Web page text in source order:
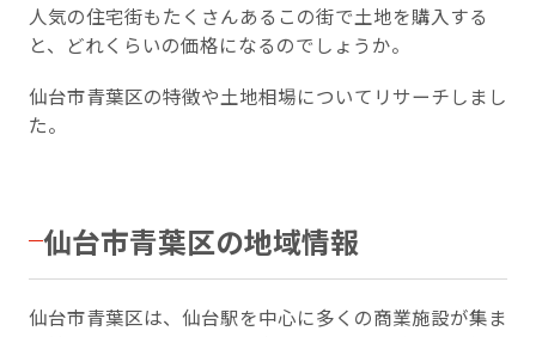
人気の住宅街もたくさんあるこの街で土地を購入する
と、どれくらいの価格になるのでしょうか。
仙台市青葉区の特徴や土地相場についてリサーチしまし
た。
仙台市青葉区の地域情報
仙台市青葉区は、仙台駅を中心に多くの商業施設が集ま